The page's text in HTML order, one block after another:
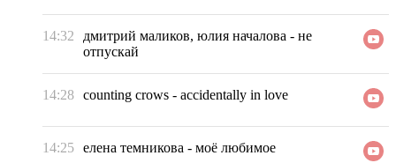
14:32 дмитрий маликов, юлия началова - не
отпускай
14:28 counting crows - accidentally in love
14:25 елена темникова - моё любимое